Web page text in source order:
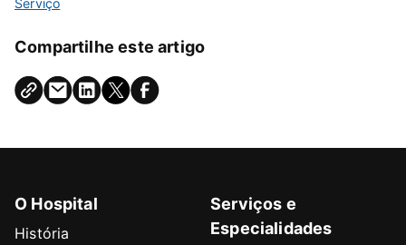
Serviço
Compartilhe este artigo
O Hospital
História
Serviços e
Especialidades